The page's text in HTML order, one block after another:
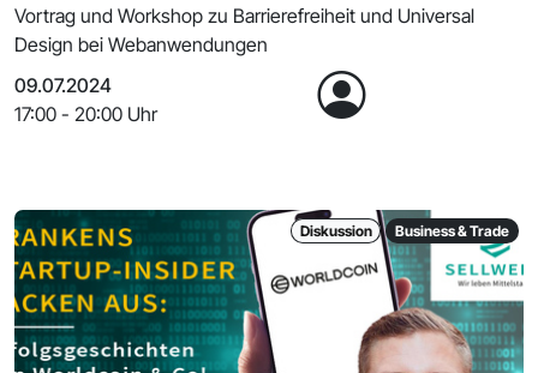
Vortrag und Workshop zu Barrierefreiheit und Universal
Design bei Webanwendungen
09.07.2024
17:00 - 20:00 Uhr
Diskussion Business & Trade